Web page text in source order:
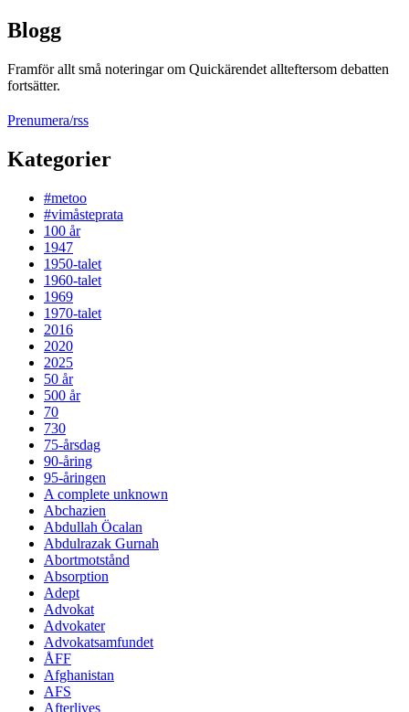
Blogg
Framför allt små noteringar om Quickärendet allteftersom debatten
fortsätter.
Prenumera/rss
Kategorier
#metoo
#vimåsteprata
100 år
1947
1950-talet
1960-talet
1969
1970-talet
2016
2020
2025
50 år
500 år
70
730
75-årsdag
90-åring
95-åringen
A complete unknown
Abchazien
Abdullah Öcalan
Abdulrazak Gurnah
Abortmotstånd
Absorption
Adept
Advokat
Advokater
Advokatsamfundet
ÅFF
Afghanistan
AFS
Afterlives